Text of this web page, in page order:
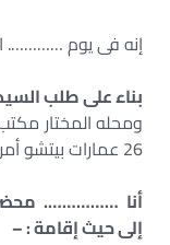
إنه فى يوم ………….
بناء على طلب
ومحله المختار
26 عمارات بيتشو أمريكان – زهراء المعادى – بالقاهرة .
أنا …………….
إلى حيث إقامة : –